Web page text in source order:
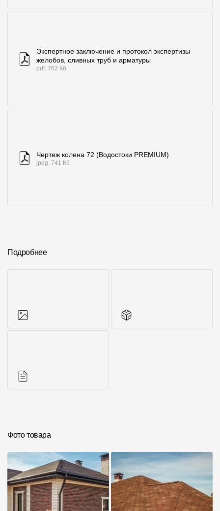
Экспертное заключение и протокол экспертизы
желобов, сливных труб и арматуры
pdf. 762 Кб
Чертеж колена 72 (Водостоки PREMIUM)
jpeg. 741 Кб
Подробнее
Фото товара